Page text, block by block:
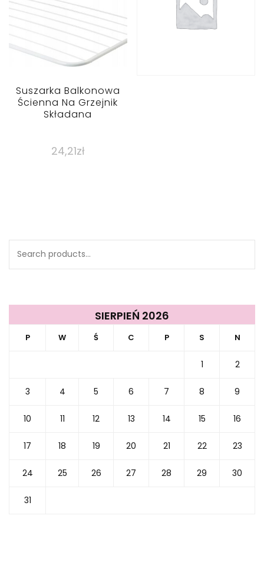
Suszarka Balkonowa
Ścienna Na Grzejnik
Składana
24,21zł
SIERPIEŃ 2026
P W Ś C P S N
1 2
3 4 5 6 7 8 9
10 11 12 13 14 15 16
17 18 19 20 21 22 23
24 25 26 27 28 29 30
31